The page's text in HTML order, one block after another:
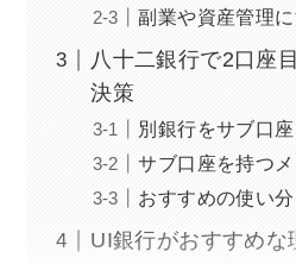
副業や資産管理
八十二銀行で2口座
決策
別銀行をサブ口
サブ口座を持つメ
おすすめの使い
UI銀行がおすすめな